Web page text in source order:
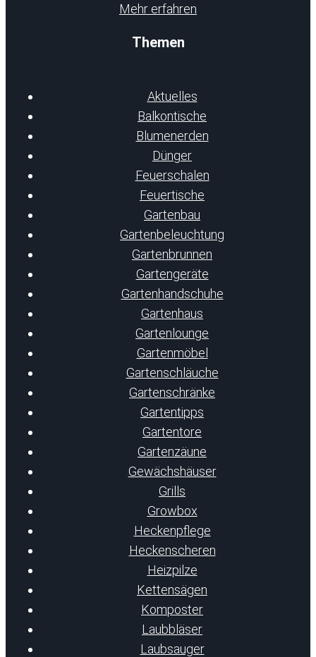
Mehr erfahren
Themen
Aktuelles
Balkontische
Blumenerden
Dünger
Feuerschalen
Feuertische
Gartenbau
Gartenbeleuchtung
Gartenbrunnen
Gartengeräte
Gartenhandschuhe
Gartenhaus
Gartenlounge
Gartenmöbel
Gartenschläuche
Gartenschränke
Gartentipps
Gartentore
Gartenzäune
Gewächshäuser
Grills
Growbox
Heckenpflege
Heckenscheren
Heizpilze
Kettensägen
Komposter
Laubbläser
Laubsauger